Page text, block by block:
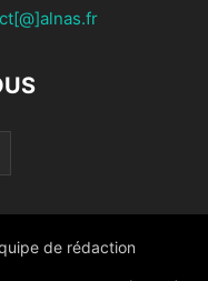
de rédaction